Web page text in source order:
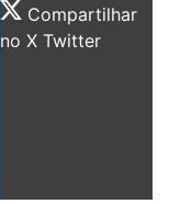
Compartilhar
no X Twitter